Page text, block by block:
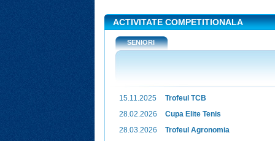
ACTIVITATE COMPETITIONALA
SENIORI
15.11.2025
Trofeul TCB
28.02.2026
Cupa Elite Tenis
28.03.2026
Trofeul Agronomia